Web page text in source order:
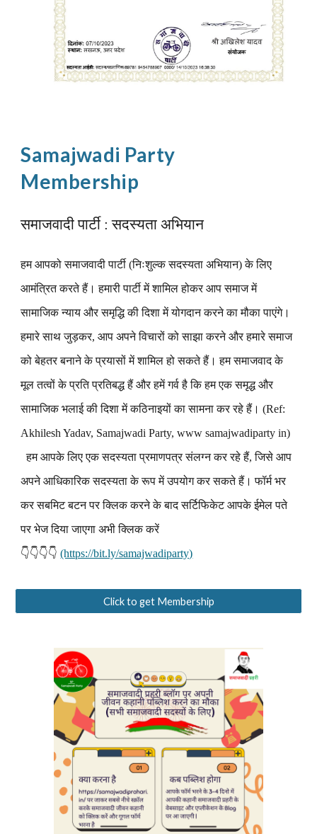
Samajwadi Party
Membership
समाजवादी पार्टी : सदस्यता अभियान
हम आपको समाजवादी पार्टी (निःशुल्क सदस्यता अभियान) के लिए
आमंत्रित करते हैं। हमारी पार्टी में शामिल होकर आप समाज में
सामाजिक न्याय और समृद्धि की दिशा में योगदान करने का मौका पाएंगे।
हमारे साथ जुड़कर, आप अपने विचारों को साझा करने और हमारे समाज
को बेहतर बनाने के प्रयासों में शामिल हो सकते हैं। हम समाजवाद के
मूल तत्वों के प्रति प्रतिबद्ध हैं और हमें गर्व है कि हम एक समृद्ध और
सामाजिक भलाई की दिशा में कठिनाइयों का सामना कर रहे हैं। (Ref:
Akhilesh Yadav, Samajwadi Party, www samajwadiparty in)
हम आपके लिए एक सदस्यता प्रमाणपत्र संलग्न कर रहे हैं, जिसे आप
अपने आधिकारिक सदस्यता के रूप में उपयोग कर सकते हैं। फॉर्म भर
कर सबमिट बटन पर क्लिक करने के बाद सर्टिफिकेट आपके ईमेल पते
पर भेज दिया जाएगा अभी क्लिक करें
👇👇👇👇(https://bit.ly/samajwadiparty)
Click to get Membership